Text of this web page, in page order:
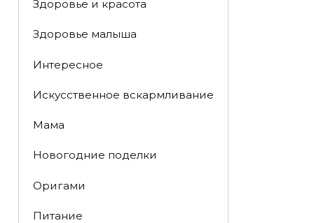
Здоровье и красота
Здоровье малыша
Интересное
Искусственное вскармливание
Мама
Новогодние поделки
Оригами
Питание